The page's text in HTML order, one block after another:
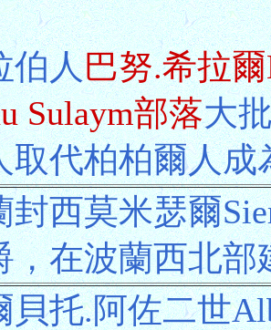
伯人巴努.希拉
Sulaym部落大
取代柏柏爾人
封西莫米瑟爾
，在波蘭西北部
貝托.阿佐二世